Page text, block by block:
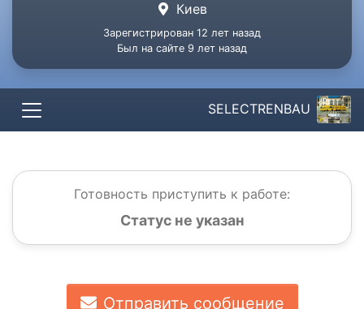
Киев
Зарегистрирован 12 лет назад
Был на сайте 9 лет назад
SELECTRENBAU
Готовность приступить к работе:
Статус не указан
Отправить сообщение